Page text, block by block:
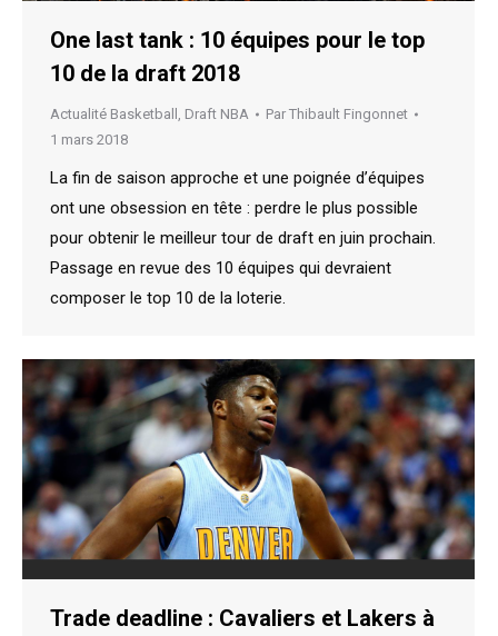
One last tank : 10 équipes pour le top
10 de la draft 2018
Actualité Basketball , Draft NBA Par Thibault Fingonnet
1 mars 2018
La fin de saison approche et une poignée d’équipes
ont une obsession en tête : perdre le plus possible
pour obtenir le meilleur tour de draft en juin prochain.
Passage en revue des 10 équipes qui devraient
composer le top 10 de la loterie.
Trade deadline : Cavaliers et Lakers à